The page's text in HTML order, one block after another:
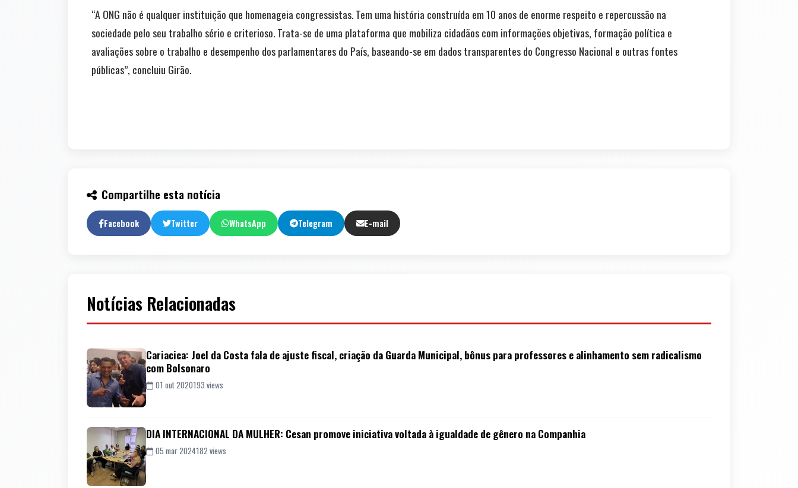
“A ONG não é qualquer instituição que homenageia congressistas. Tem uma história construída em 10 anos de enorme respeito e repercussão na
sociedade pelo seu trabalho sério e criterioso. Trata-se de uma plataforma que mobiliza cidadãos com informações objetivas, formação política e
avaliações sobre o trabalho e desempenho dos parlamentares do País, baseando-se em dados transparentes do Congresso Nacional e outras fontes
públicas”, concluiu Girão.
Compartilhe esta notícia
Facebook Twitter WhatsApp Telegram E-mail
Notícias Relacionadas
Cariacica: Joel da Costa fala de ajuste fiscal, criação da Guarda Municipal, bônus para professores e alinhamento sem radicalismo
com Bolsonaro
01 out 2020193 views
DIA INTERNACIONAL DA MULHER: Cesan promove iniciativa voltada à igualdade de gênero na Companhia
05 mar 2024182 views